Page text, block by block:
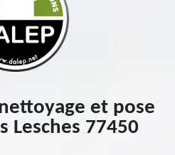
et pose
Lesches 77450